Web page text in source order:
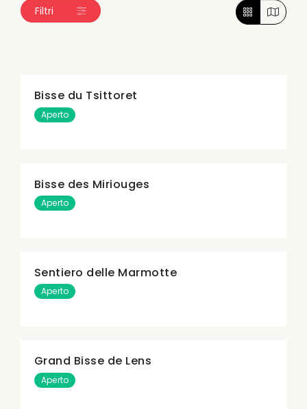
Filtri
Bisse du Tsittoret
Aperto
Bisse des Miriouges
Aperto
Sentiero delle Marmotte
Aperto
Grand Bisse de Lens
Aperto